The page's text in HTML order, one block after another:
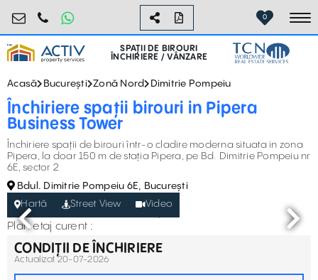
birouri@activpropertyservices.ro
0724.584.442 0
SPAȚII DE BIROURI
ÎNCHIRIERE / VÂNZARE
Acasă București Zonă Nord Dimitrie Pompeiu
Închiriere spații birouri in Pipera
Business Tower
Închiriere spații de birouri într-o cladire moderna situata in zona
Pipera, la doar 150 m de stația Pipera, pe Bd. Dimitrie Pompeiu nr
6E, sector 2
Bdul. Dimitrie Pompeiu 6E, București
Hartă
Street View Video
Plan etaj curent :
CONDIȚII DE ÎNCHIRIERE
Actualizat 20-07-2026